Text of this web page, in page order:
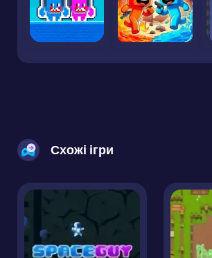
Схожі ігри